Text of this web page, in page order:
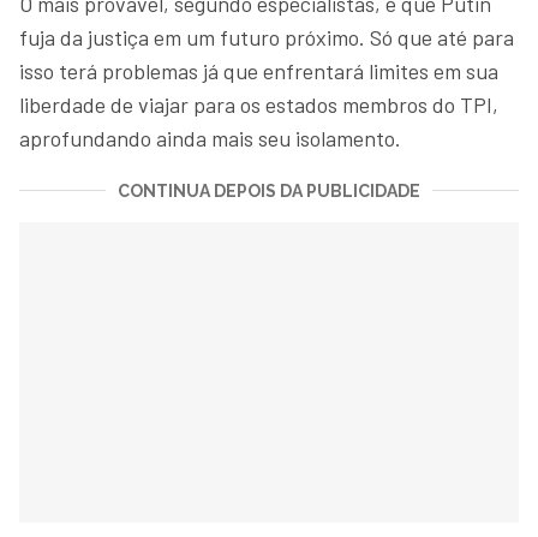
fuja da justiça em um futuro próximo. Só que até para
isso terá problemas já que enfrentará limites em sua
liberdade de viajar para os estados membros do TPI,
aprofundando ainda mais seu isolamento.
CONTINUA DEPOIS DA PUBLICIDADE